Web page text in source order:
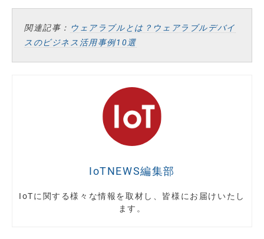
関連記事： ウェアラブルとは？ウェアラブルデバイ
スのビジネス活用事例10選
IoTNEWS編集部
IoTに関する様々な情報を取材し、皆様にお届けいたし
ます。